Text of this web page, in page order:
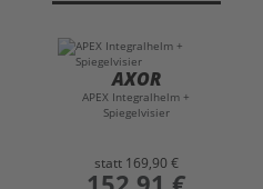
AXOR
APEX Integralhelm +
Spiegelvisier
statt 169,90 €
preis